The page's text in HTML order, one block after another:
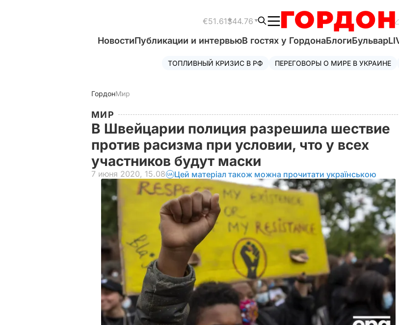
€51.61$44.76
НовостиПубликации и интервьюВ гостях у ГордонаБлогиБульвар
ТОПЛИВНЫЙ КРИЗИС В РФ ПЕРЕГОВОРЫ О МИРЕ В УКРАИНЕ
ГордонМир
МИР
В Швейцарии полиция разрешила шествие
против расизма при условии, что у всех
участников будут маски
7 июня 2020, 15.08 Цей матеріал також можна прочитати українською